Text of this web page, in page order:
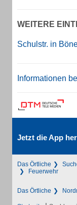
WEITERE
Schulstr. in
Informationen
Jetzt die App
Das Örtliche
Feuerwehr
Das Örtliche